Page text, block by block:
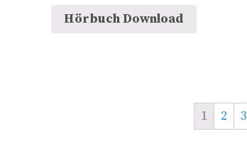
Hörbuch Download
1 2 3